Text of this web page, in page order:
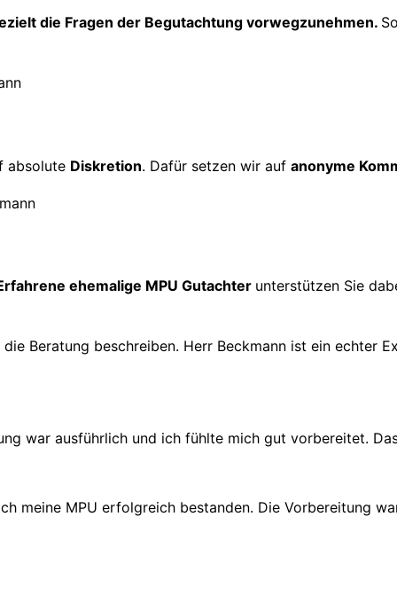
die Fragen der Begutachtung vorwegzunehmen.
absolute Diskretion. Dafür setzen wir auf anonyme
ehemalige MPU Gutachter unterstützen Sie
Beratung beschreiben. Herr Beckmann ist ein echter
war ausführlich und ich fühlte mich gut vorbereitet.
meine MPU erfolgreich bestanden. Die Vorbereitung